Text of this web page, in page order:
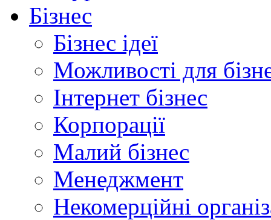
Бізнес
Бізнес ідеї
Можливості для
Інтернет бізнес
Корпорації
Малий бізнес
Менеджмент
Некомерційні